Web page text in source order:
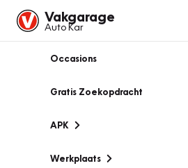
Vakgarage
Auto Kar
Occasions
Gratis Zoekopdracht
APK
Werkplaats